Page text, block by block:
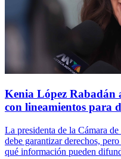
Kenia López Rabadán
con lineamientos para
La presidenta de la Cámara
debe garantizar derechos,
qué información pueden